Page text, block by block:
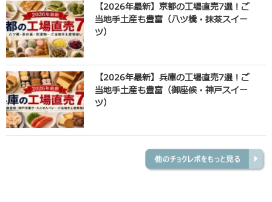
【2026年最新】京都の工場直売7選！ご
当地手土産も豊富（八ツ橋・抹茶スイー
ツ）
【2026年最新】兵庫の工場直売7選！ご
当地手土産も豊富（御座候・神戸スイー
ツ）